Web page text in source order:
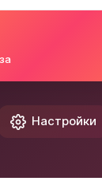
Настройки